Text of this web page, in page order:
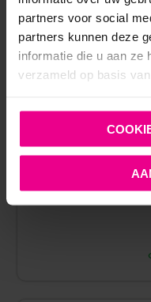
partners voor social
partners kunnen deze
informatie die u aan ze
verzameld op basis
TOF PARIS – KINKY